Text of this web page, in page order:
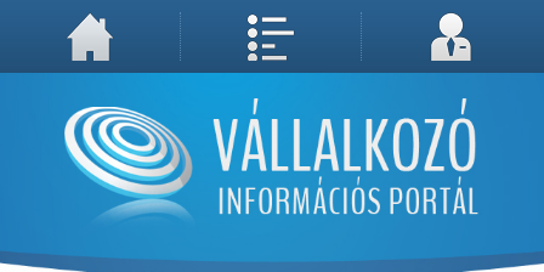
A weboldal használatával Ön elfogadja, hogy Cookie-kat (sütiket) tároljunk számítógépén. A sütik a weboldal megfelelő működéséhez
Megértettem, folytatás...